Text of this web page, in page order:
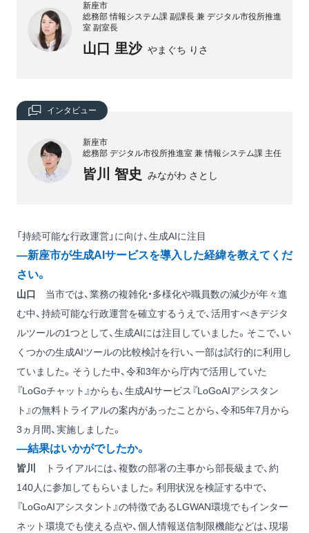
新座市
総務部 情報システム課 副課長 兼 デジタル市役所推進
室 副室長
山口 里沙 やまぐち りさ
インタビュー
新座市
総務部 デジタル市役所推進室 兼 情報システム課 主任
皆川 智史 みながわ さとし
「持続可能な行政運営」に向け、生成AIに注目
―新座市が生成AIサービスを導入した経緯を教えてくだ
さい。
山口
当市では、業務の複雑化・多様化や職員数の減少が年々進
む中、持続可能な行政運営を確立するうえで、活用すべきデジタ
ルツールの1つとして、生成AIには注目していました。そこで、い
くつかの生成AIツールの比較検討を行い、一部は試行的に利用し
ていました。そうした中、令和3年から庁内で活用していた
『LoGoチャット』からも、生成AIサービス『LoGoAIアシスタン
ト』の無料トライアルの案内があったことから、令和5年7月から
3ヵ月間、実施しました。
―結果はいかがでしたか。
皆川
トライアルには、複数の部署の主事から部長級まで、約
140人に参加してもらいました。利用状況を検証する中で、
『LoGoAIアシスタント』の特徴であるLGWAN環境でもインター
ネット環境でも使える点や、個人情報送信制限機能などは、現場